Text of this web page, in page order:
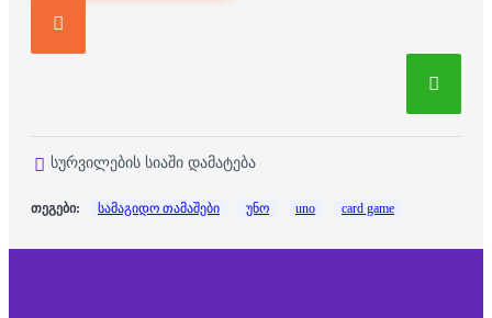
სურვილების სიაში დამატება
თეგები: სამაგიდო თამაშები უნო uno card game